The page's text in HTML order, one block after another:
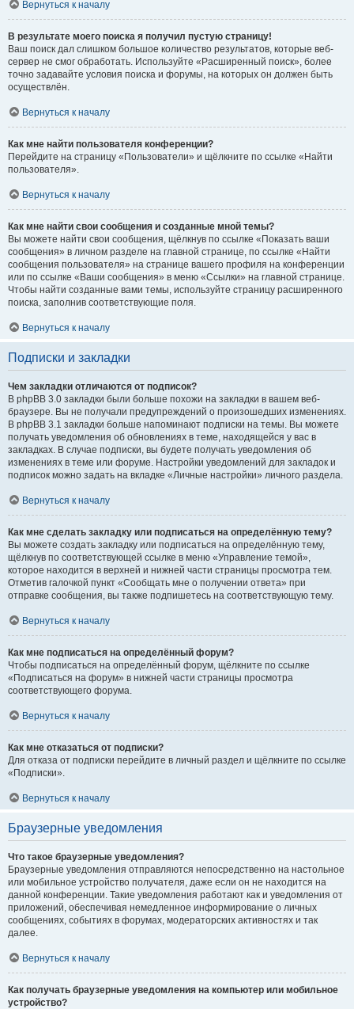
Вернуться к началу
В результате моего поиска я получил пустую страницу!
Ваш поиск дал слишком большое количество результатов, которые веб-
сервер не смог обработать. Используйте «Расширенный поиск», более
точно задавайте условия поиска и форумы, на которых он должен быть
осуществлён.
Вернуться к началу
Как мне найти пользователя конференции?
Перейдите на страницу «Пользователи» и щёлкните по ссылке «Найти
пользователя».
Вернуться к началу
Как мне найти свои сообщения и созданные мной темы?
Вы можете найти свои сообщения, щёлкнув по ссылке «Показать ваши
сообщения» в личном разделе на главной странице, по ссылке «Найти
сообщения пользователя» на странице вашего профиля на конференции
или по ссылке «Ваши сообщения» в меню «Ссылки» на главной странице.
Чтобы найти созданные вами темы, используйте страницу расширенного
поиска, заполнив соответствующие поля.
Вернуться к началу
Подписки и закладки
Чем закладки отличаются от подписок?
В phpBB 3.0 закладки были больше похожи на закладки в вашем веб-
браузере. Вы не получали предупреждений о произошедших изменениях.
В phpBB 3.1 закладки больше напоминают подписки на темы. Вы можете
получать уведомления об обновлениях в теме, находящейся у вас в
закладках. В случае подписки, вы будете получать уведомления об
изменениях в теме или форуме. Настройки уведомлений для закладок и
подписок можно задать на вкладке «Личные настройки» личного раздела.
Вернуться к началу
Как мне сделать закладку или подписаться на определённую тему?
Вы можете создать закладку или подписаться на определённую тему,
щёлкнув по соответствующей ссылке в меню «Управление темой»,
которое находится в верхней и нижней части страницы просмотра тем.
Отметив галочкой пункт «Сообщать мне о получении ответа» при
отправке сообщения, вы также подпишетесь на соответствующую тему.
Вернуться к началу
Как мне подписаться на определённый форум?
Чтобы подписаться на определённый форум, щёлкните по ссылке
«Подписаться на форум» в нижней части страницы просмотра
соответствующего форума.
Вернуться к началу
Как мне отказаться от подписки?
Для отказа от подписки перейдите в личный раздел и щёлкните по ссылке
«Подписки».
Вернуться к началу
Браузерные уведомления
Что такое браузерные уведомления?
Браузерные уведомления отправляются непосредственно на настольное
или мобильное устройство получателя, даже если он не находится на
данной конференции. Такие уведомления работают как и уведомления от
приложений, обеспечивая немедленное информирование о личных
сообщениях, событиях в форумах, модераторских активностях и так
далее.
Вернуться к началу
Как получать браузерные уведомления на компьютер или мобильное
устройство?